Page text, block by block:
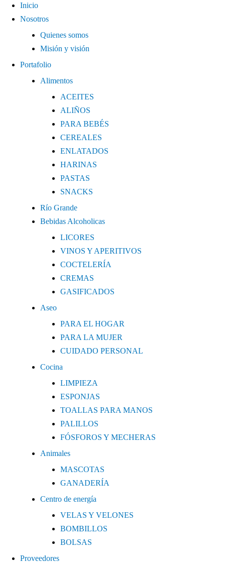
Inicio
Nosotros
Quienes somos
Misión y visión
Portafolio
Alimentos
ACEITES
ALIÑOS
PARA BEBÉS
CEREALES
ENLATADOS
HARINAS
PASTAS
SNACKS
Río Grande
Bebidas Alcoholicas
LICORES
VINOS Y APERITIVOS
COCTELERÍA
CREMAS
GASIFICADOS
Aseo
PARA EL HOGAR
PARA LA MUJER
CUIDADO PERSONAL
Cocina
LIMPIEZA
ESPONJAS
TOALLAS PARA MANOS
PALILLOS
FÓSFOROS Y MECHERAS
Animales
MASCOTAS
GANADERÍA
Centro de energía
VELAS Y VELONES
BOMBILLOS
BOLSAS
Proveedores